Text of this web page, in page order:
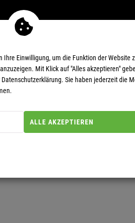
Einwilligung, um die Funktion der Website
Mit Klick auf "Alles akzeptieren"
Datenschutzerklärung. Sie haben jederzeit die
ALLE AKZEPTIEREN